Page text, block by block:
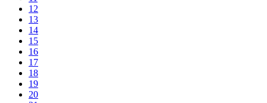
12
13
14
15
16
17
18
19
20